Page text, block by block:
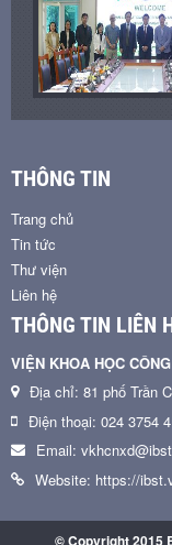
THÔNG TIN
Trang chủ
Tin tức
Thư viện
Liên hệ
THÔNG TIN LIÊN
VIỆN KHOA HỌC
Địa chỉ: 81 phố Trần
Điện thoại: 024 3754
Email:
Website: https://
© Copyright 2015